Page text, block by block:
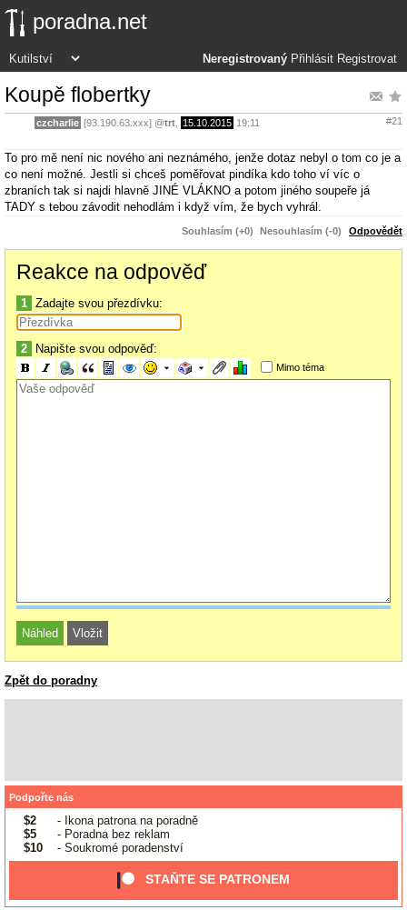
poradna.net
Neregistrovaný Přihlásit Registrovat
Koupě flobertky
czcharlie [93.190.63.xxx] @trt 15.10.2015 19:11 #21
To pro mě není nic nového ani neznámého, jenže dotaz nebyl o tom co je a
co není možné. Jestli si chceš poměřovat pindíka kdo toho ví víc o
zbraních tak si najdi hlavně JINÉ VLÁKNO a potom jiného soupeře já
TADY s tebou závodit nehodlám i když vím, že bych vyhrál.
Souhlasím (+0) Nesouhlasím (-0) Odpovědět
Reakce na odpověď
1 Zadajte svou přezdívku:
2 Napište svou odpověď:
Mimo téma
Zpět do poradny
Podpořte nás
$2
- Ikona patrona na poradně
$5
- Poradna bez reklam
$10
- Soukromé poradenství
STAŇTE SE PATRONEM